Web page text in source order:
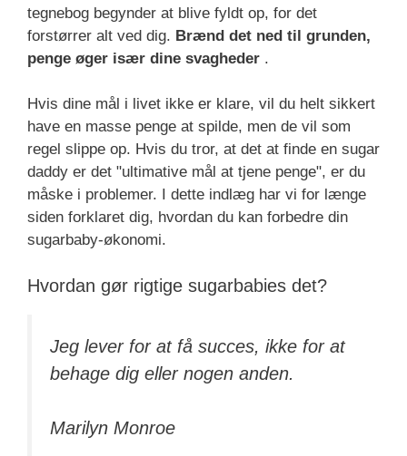
tegnebog begynder at blive fyldt op, for det
forstørrer alt ved dig. Brænd det ned til grunden,
penge øger især dine svagheder .
Hvis dine mål i livet ikke er klare, vil du helt sikkert
have en masse penge at spilde, men de vil som
regel slippe op. Hvis du tror, at det at finde en sugar
daddy er det "ultimative mål at tjene penge", er du
måske i problemer. I dette indlæg har vi for længe
siden forklaret dig, hvordan du kan forbedre din
sugarbaby-økonomi.
Hvordan gør rigtige sugarbabies det?
Jeg lever for at få succes, ikke for at
behage dig eller nogen anden.
Marilyn Monroe